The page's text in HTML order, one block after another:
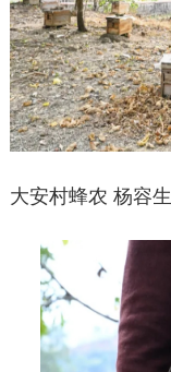
大安村蜂农 杨容生